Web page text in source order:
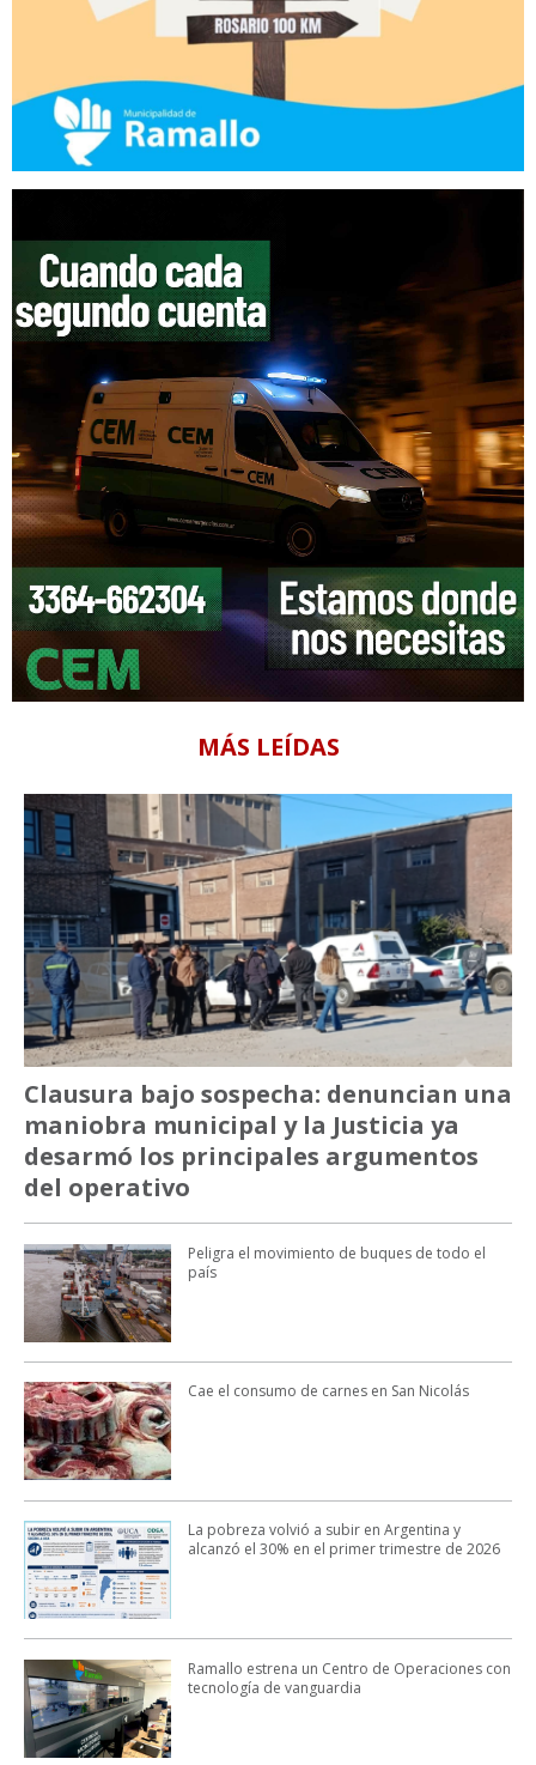
MÁS LEÍDAS
Clausura bajo sospecha: denuncian una
maniobra municipal y la Justicia ya
desarmó los principales argumentos
del operativo
Peligra el movimiento de buques de todo el
país
Cae el consumo de carnes en San Nicolás
La pobreza volvió a subir en Argentina y
alcanzó el 30% en el primer trimestre de 2026
Ramallo estrena un Centro de Operaciones con
tecnología de vanguardia